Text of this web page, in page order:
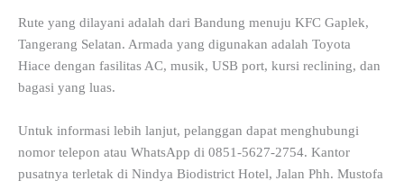
Rute yang dilayani adalah dari Bandung menuju KFC Gaplek,
Tangerang Selatan. Armada yang digunakan adalah Toyota
Hiace dengan fasilitas AC, musik, USB port, kursi reclining, dan
bagasi yang luas.
Untuk informasi lebih lanjut, pelanggan dapat menghubungi
nomor telepon atau WhatsApp di 0851-5627-2754. Kantor
pusatnya terletak di Nindya Biodistrict Hotel, Jalan Phh. Mustofa